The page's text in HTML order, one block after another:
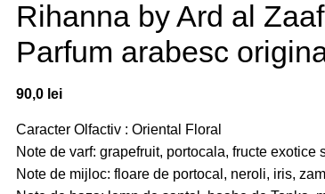
Rihanna by Ard al
Parfum arabesc
90,0 lei
Caracter Olfactiv : Oriental Floral
Note de varf: grapefruit, portocala, fructe exotice
Note de mijloc: floare de portocal, neroli, iris,